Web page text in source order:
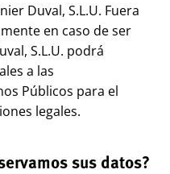
Duval, S.L.U. Fuera
en caso de ser
S.L.U. podrá
a las
Públicos para el
legales.
sus datos?